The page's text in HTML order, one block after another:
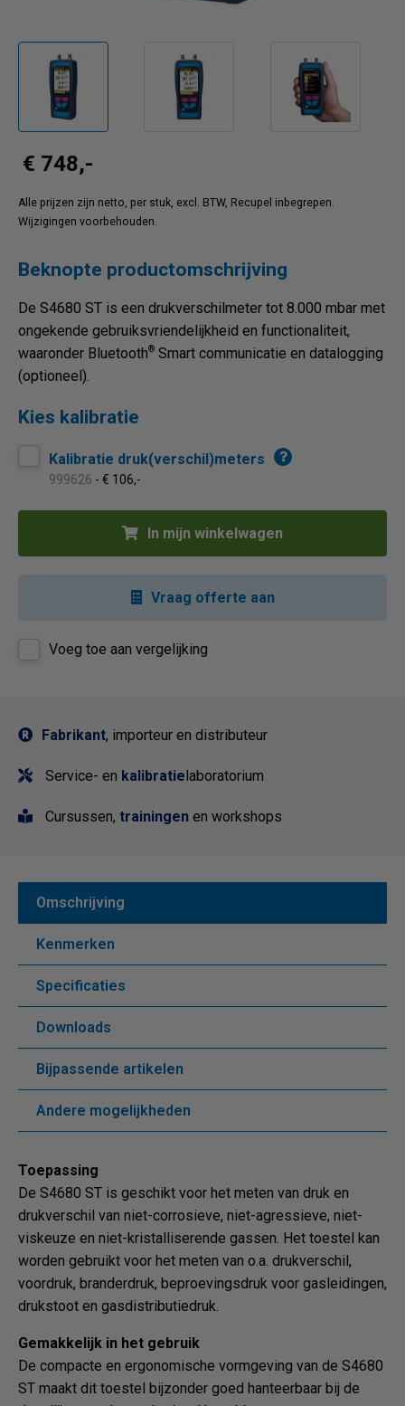
€ 748,-
Alle prijzen zijn netto, per stuk, excl. BTW, Recupel inbegrepen.
Wijzigingen voorbehouden.
Beknopte productomschrijving
De S4680 ST is een drukverschilmeter tot 8.000 mbar met
ongekende gebruiksvriendelijkheid en functionaliteit,
waaronder Bluetooth® Smart communicatie en datalogging
(optioneel).
Kies kalibratie
Kalibratie druk(verschil)meters
999626 - € 106,-
In mijn winkelwagen
Vraag offerte aan
Voeg toe aan vergelijking
Fabrikant, importeur en distributeur
Service- en kalibratielaboratorium
Cursussen, trainingen en workshops
Omschrijving
Kenmerken
Specificaties
Downloads
Bijpassende artikelen
Andere mogelijkheden
Toepassing
De S4680 ST is geschikt voor het meten van druk en
drukverschil van niet-corrosieve, niet-agressieve, niet-
viskeuze en niet-kristalliserende gassen. Het toestel kan
worden gebruikt voor het meten van o.a. drukverschil,
voordruk, branderdruk, beproevingsdruk voor gasleidingen,
drukstoot en gasdistributiedruk.
Gemakkelijk in het gebruik
De compacte en ergonomische vormgeving van de S4680
ST maakt dit toestel bijzonder goed hanteerbaar bij de